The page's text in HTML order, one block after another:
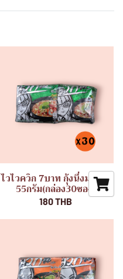
ไวไวควิก 7บาท กุ้งนึ่งมะนาว
55กรัม(กล่อง30ซอง)
180 THB